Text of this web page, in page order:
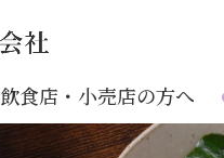
飲食店・小売店の方へ